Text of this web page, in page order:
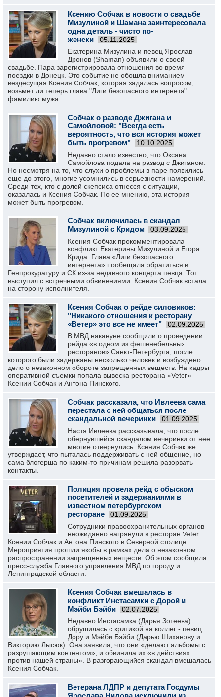
Ксению Собчак в новости о свадьбе
Мизулиной и Шамана заинтересовала
одна деталь - чисто по-
женски
05.11.2025
Екатерина Мизулина и певец Ярослав
Дронов (Shaman) объявили о своей
свадьбе. Пара зарегистрировала отношения во время
поездки в Донецк. Это событие не обошла вниманием
вездесущая Ксения Собчак, которая задалась вопросом,
возьмет ли теперь глава "Лиги безопасного интернета"
фамилию мужа.
Собчак о разводе Джигана и
Самойловой: "Всегда есть
вероятность, что вся история может
быть прогревом"
10.10.2025
Недавно стало известно, что Оксана
Самойлова подала на развод с Джиганом.
Но несмотря на то, что слухи о проблемы в паре появились
еще до этого, многие усомнились в серьезности намерений.
Среди тех, кто с долей скепсиса отнесся с ситуации,
оказалась и Ксения Собчак. По ее мнению, эта история
может быть прогревом.
Собчак включилась в скандал
Мизулиной с Кридом
03.09.2025
Ксения Собчак прокомментировала
конфликт Екатерины Мизулиной и Егора
Крида. Глава «Лиги безопасного
интернета» пообещала обратиться в
Генпрокуратуру и СК из-за недавного концерта певца. Тот
выступил с встречными обвинениями. Ксения Собчак встала
на сторону исполнителя.
Ксения Собчак о рейде силовиков:
"Никакого отношения к ресторану
«Ветер» это все не имеет"
02.09.2025
В МВД накануне сообщили о проведении
рейда «в одном из фешенебельных
ресторанов» Санкт-Петербурга, после
которого были задержаны несколько человек и возбуждено
дело о незаконном обороте запрещенных веществ. На кадры
оперативной съемки попала вывеска ресторана «Veter»
Ксении Собчак и Антона Пинского.
Собчак рассказала, что Ивлеева сама
перестала с ней общаться после
скандальной вечеринки
01.09.2025
Настя Ивлеева рассказывала, что после
обернувшейся скандалом вечеринки от нее
многие отвернулись. Ксения Собчак же
утверждает, что пыталась поддерживать с ней общение, но
сама блогерша по каким-то причинам решила разорвать
контакты.
Полиция провела рейд с обыском
посетителей и задержаниями в
известном петербургском
ресторане
01.09.2025
Сотрудники правоохранительных органов
неожиданно нагрянули в ресторан Veter
Ксении Собчак и Антона Пинского в Северной столице.
Мероприятия прошли якобы в рамках дела о незаконном
распространении запрещенных веществ. Об этом сообщила
пресс-служба Главного управления МВД по городу и
Ленинградской области.
Ксения Собчак вмешалась в
конфликт Инстасамки с Дорой и
Мэйби Бэйби
02.07.2025
Недавно Инстасамка (Дарья Зотеева)
обрушилась с критикой на коллег - певиц
Дору и Мэйби Бэйби (Дарью Шиханову и
Викторию Лысюк). Она заявила, что они «делают альбомы с
разрушающим контентом», и обвинила их «в действиях
против нашей страны». В разгорающийся скандал вмешалась
Ксения Собчак.
Ветерана ЛДПР и депутата Госдумы
Ярослава Нилова исключили из